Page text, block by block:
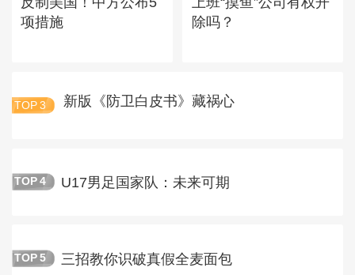
项措施
除吗？
TOP 3 新版《防卫白皮书》藏祸心
TOP 4 U17男足国家队：未来可期
TOP 5 三招教你识破真假全麦面包